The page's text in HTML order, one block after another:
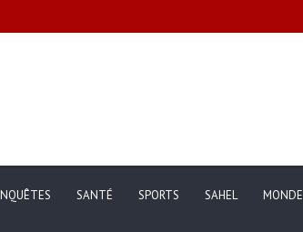
de vie des ménages entre 2019 et 2025
SANTÉ SPORTS SAHEL MONDE